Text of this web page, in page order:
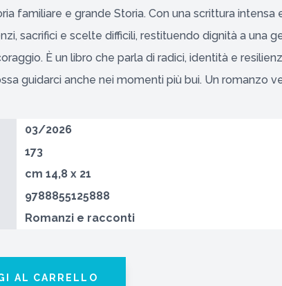
familiare e grande Storia. Con una scrittura
sacrifici e scelte difficili, restituendo dignità a una
È un libro che parla di radici, identità e
guidarci anche nei momenti più bui. Un romanzo
03/2026
173
cm 14,8 x 21
9788855125888
Romanzi e racconti
AL CARRELLO